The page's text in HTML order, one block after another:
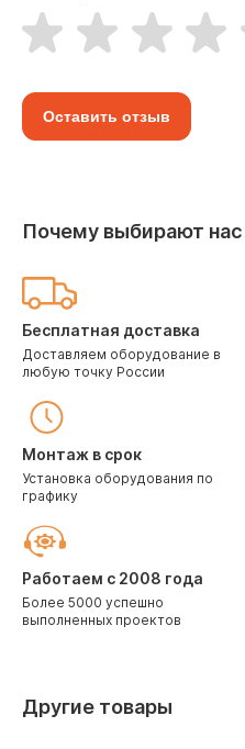
Оставить отзыв
Почему выбирают нас
Бесплатная доставка
Доставляем оборудование в
любую точку России
Монтаж в срок
Установка оборудования по
графику
Работаем с 2008 года
Более 5000 успешно
выполненных проектов
Другие товары